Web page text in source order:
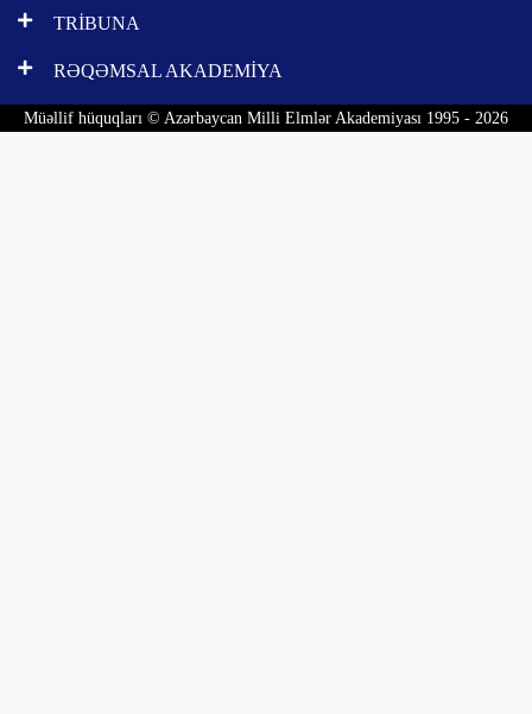
TRİBUNA
RƏQƏMSAL AKADEMİYA
Müəllif hüquqları © Azərbaycan Milli Elmlər Akademiyası 1995 - 2026